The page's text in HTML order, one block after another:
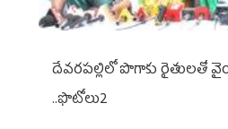
దేవరపల్లిలో పొగాకు రైతులతో
..ఫొటోలు2